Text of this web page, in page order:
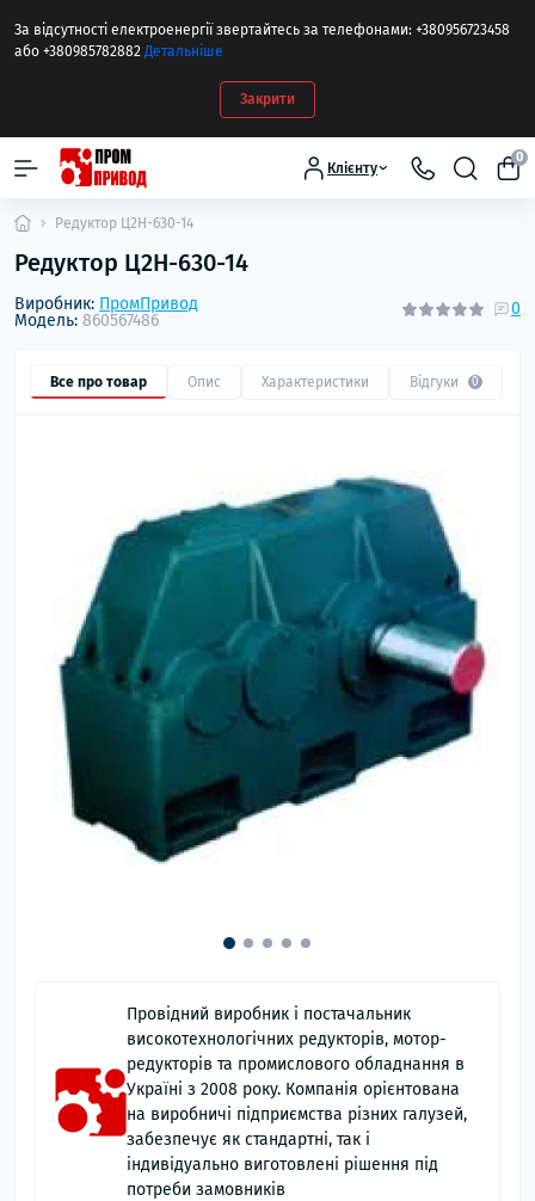
За відсутності електроенергії звертайтесь за телефонами: +380956723458
або +380985782882Детальніше
Закрити
Клієнту
0
Редуктор Ц2Н-630-14
Редуктор Ц2Н-630-14
Виробник: ПромПривод
Модель: 860567486
0
Все про товар Опис Характеристики Відгуки 0
Провідний виробник і постачальник
високотехнологічних редукторів, мотор-
редукторів та промислового обладнання в
Україні з 2008 року. Компанія орієнтована
на виробничі підприємства різних галузей,
забезпечує як стандартні, так і
індивідуально виготовлені рішення під
потреби замовників